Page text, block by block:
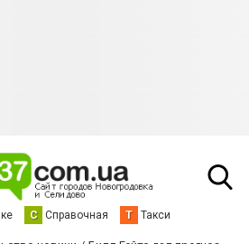
С Справочная Т Такси